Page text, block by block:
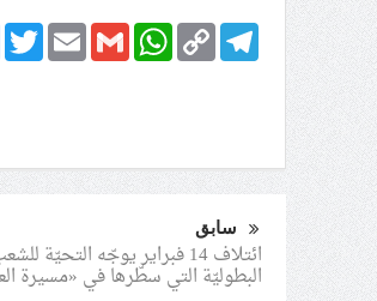
EmailGmail
WhatsApp Copy
Link
Telegram
سابق
ائتلاف 14 فبراير يوجّه
البطوليّة التي سطّرها في «مسيرة